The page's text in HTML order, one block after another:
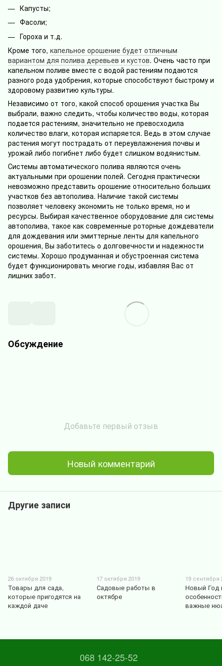
Капусты;
Фасоли;
Гороха и т.д.
Кроме того, капельное орошение будет отличным
вариантом для полива деревьев и кустов. Очень часто при
капельном поливе вместе с водой растениям подаются
разного рода удобрения, которые способствуют быстрому и
здоровому развитию культуры.
Независимо от того, какой способ орошения участка Вы
выбрали, важно следить, чтобы количество воды, которая
подается растениям, значительно не превосходила
количество влаги, которая испаряется. Ведь в этом случае
растения могут пострадать от переувлажнения почвы и
урожай либо погибнет либо будет слишком водянистым.
Системы автоматического полива являются очень
актуальными при орошении полей. Сегодня практически
невозможно представить орошение относительно больших
участков без автополива. Наличие такой системы
позволяет человеку экономить не только время, но и
ресурсы. Выбирая качественное оборудование для системы
автополива, такое как современные роторные дождеватели
для дождевания или эмиттерные ленты для капельного
орошения, Вы заботитесь о долговечности и надежности
системы. Хорошо продуманная и обустроенная система
будет функционировать многие годы, избавляя Вас от
лишних забот.
Обсуждение
Добавьте первый отзыв
Новый комментарий
Другие записи
26 октября 2019
Товары для сада,
которые пригодятся на
каждой даче
17 октября 2019
Садовые работы в
октябре
19 сентября
Новый Год
важные
068 142-25-52